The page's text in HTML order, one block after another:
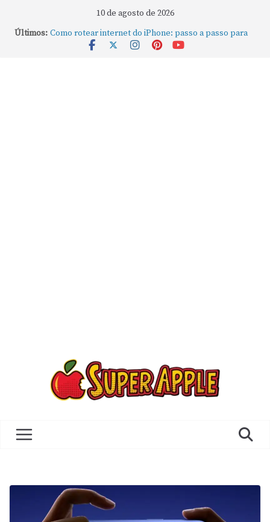
10 de agosto de 2026
Últimos: Como rotear internet do iPhone: passo a passo para
compartilhar a conexão